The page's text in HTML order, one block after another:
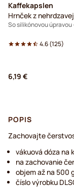
Kaffekapslen
Hrnček z
So silikónovou úpravou
4.6(125)
6,19 €
POPIS
Zachovajte
vákuová dóza na
na zachovanie
objem až na 500
číslo výrobku